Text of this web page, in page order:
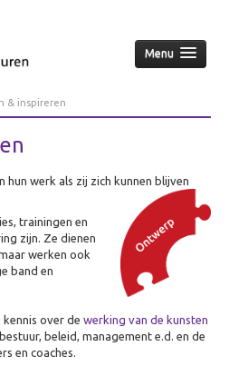
Menu
& inspireren
hun werk als zij zich kunnen blijven
trainingen en
zijn. Ze dienen
werken ook
band en
over de werking van de kunsten
beleid, management e.d. en de
en coaches.